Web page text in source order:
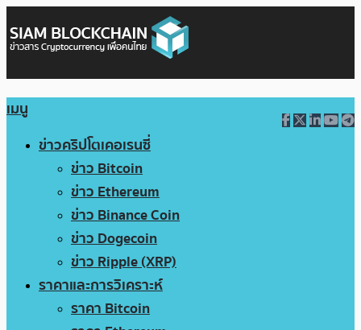
เมนู
ข่าวคริปโตเคอเรนซี่
ข่าว Bitcoin
ข่าว Ethereum
ข่าว Binance Coin
ข่าว Dogecoin
ข่าว Ripple (XRP)
ราคาและการวิเคราะห์
ราคา Bitcoin